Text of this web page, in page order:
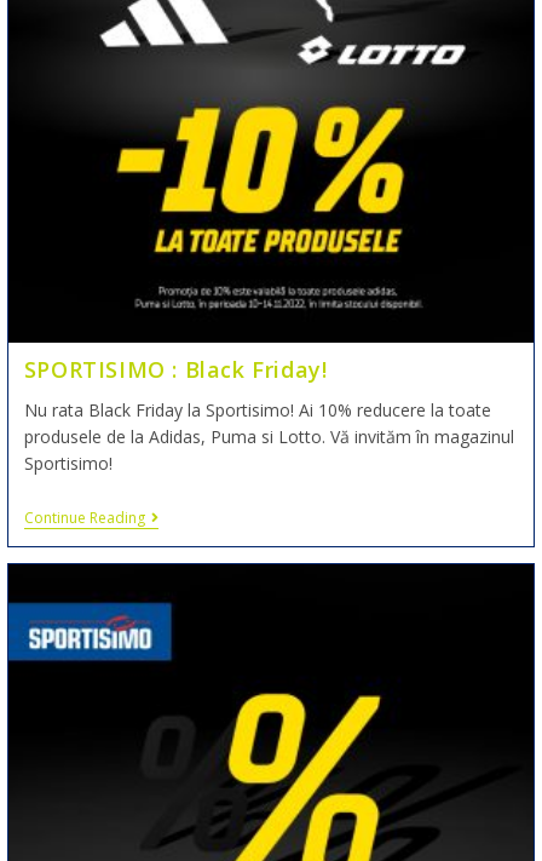
SPORTISIMO : Black Friday!
Nu rata Black Friday la Sportisimo! Ai 10% reducere la toate
produsele de la Adidas, Puma si Lotto. Vă invităm în magazinul
Sportisimo!
Continue Reading